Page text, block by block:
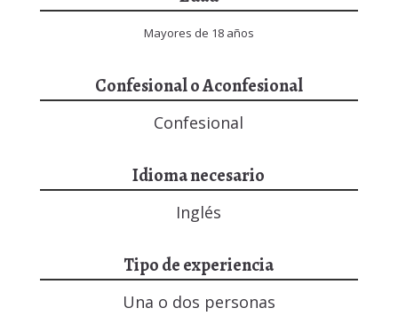
Mayores de 18 años
Confesional o Aconfesional
Confesional
Idioma necesario
Inglés
Tipo de experiencia
Una o dos personas